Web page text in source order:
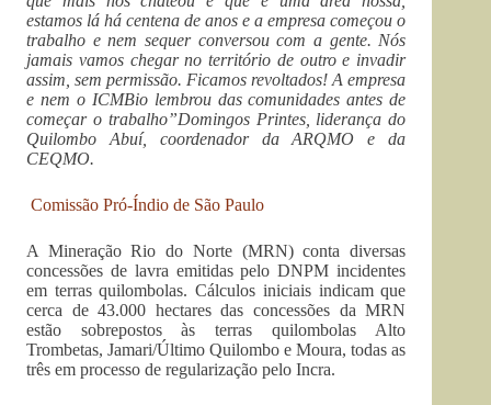
estamos lá há centena de anos e a empresa começou o
trabalho e nem sequer conversou com a gente. Nós
jamais vamos chegar no território de outro e invadir
assim, sem permissão. Ficamos revoltados! A empresa
e nem o ICMBio lembrou das comunidades antes de
começar o trabalho”Domingos Printes, liderança do
Quilombo Abuí, coordenador da ARQMO e da
CEQMO.
Comissão Pró-Índio de São Paulo
A Mineração Rio do Norte (MRN) conta diversas
concessões de lavra emitidas pelo DNPM incidentes
em terras quilombolas. Cálculos iniciais indicam que
cerca de 43.000 hectares das concessões da MRN
estão sobrepostos às terras quilombolas Alto
Trombetas, Jamari/Último Quilombo e Moura, todas as
três em processo de regularização pelo Incra.